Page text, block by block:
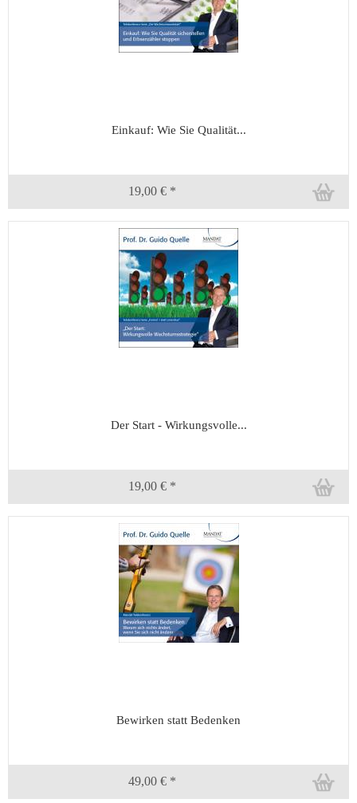
Einkauf: Wie Sie Qualität...
19,00 € *
Der Start - Wirkungsvolle...
19,00 € *
Bewirken statt Bedenken
49,00 € *